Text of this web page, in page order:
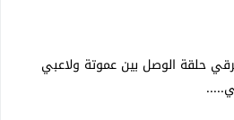
حلقة الوصل بين عموتة ولاعبي